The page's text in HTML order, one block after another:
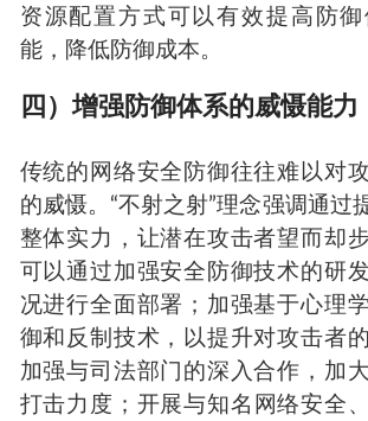
资源配置方式可以有效提高防
能，降低防御成本。
四）增强防御体系的威慑能力
传统的网络安全防御往往难以对
的威慑。“不射之射”理念强调通过
整体实力，让潜在攻击者望而却
可以通过加强安全防御技术的研
况进行全面部署；加强基于心理
御和反制技术，以提升对攻击者
加强与司法部门的深入合作，加
打击力度；开展与知名网络安全